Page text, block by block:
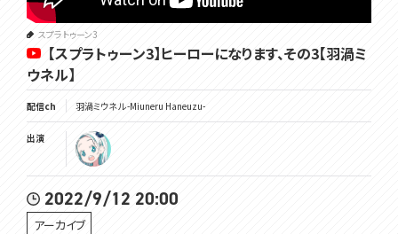
スプラトゥーン3
【スプラトゥーン3】ヒーローになります、その3【羽渦ミ
ウネル】
配信ch 羽渦ミウネル -Miuneru Haneuzu-
出演
2022/9/12 20:00
アーカイブ